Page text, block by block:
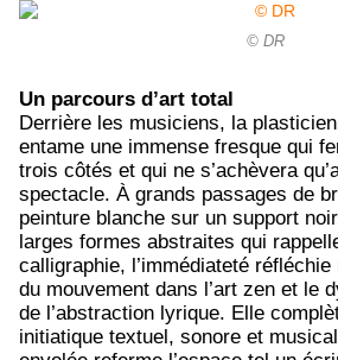
© DR
Un parcours d’art total
Derrière les musiciens, la
entame une immense fresque qui
trois côtés et qui ne s’achèvera
spectacle. À grands passages de
peinture blanche sur un support
larges formes abstraites qui
calligraphie, l’immédiateté
du mouvement dans l’art zen et le
de l’abstraction lyrique. Elle
initiatique textuel, sonore et